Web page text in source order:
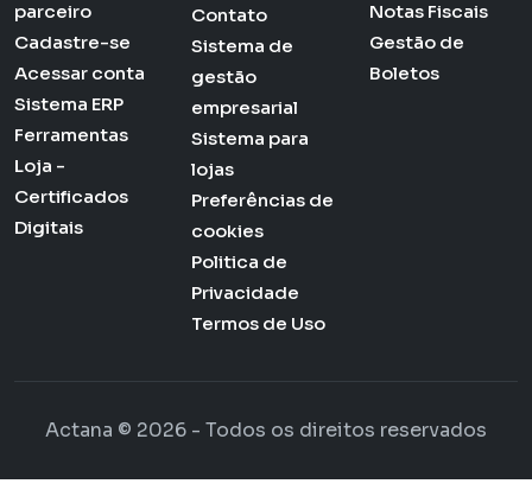
parceiro
Cadastre-se
Acessar conta
Sistema ERP
Ferramentas
Loja -
Certificados
Digitais
Contato
Sistema de
gestão
empresarial
Sistema para
lojas
Preferências de
cookies
Politica de
Privacidade
Termos de Uso
Notas Fiscais
Gestão de
Boletos
Actana © 2026 - Todos os direitos reservados